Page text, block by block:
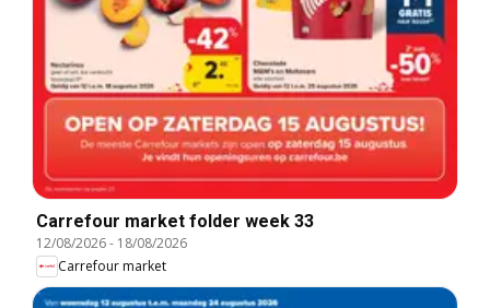
Carrefour market folder week 33
12/08/2026- 18/08/2026
Carrefour market